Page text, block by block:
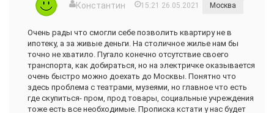
Константин 15:21 26.05.2021 Москва
Очень рады что смогли себе позволить квартиру не в
ипотеку, а за живые деньги. На столичное жилье нам бы
точно не хватило. Пугало конечно отсутствие своего
транспорта, как добираться, но на электричке оказывается
очень быстро можно доехать до Москвы. Понятно что
здесь проблема с театрами, музеями, но главное что есть
где скупиться- пром, прод товары, социальные учреждения
тоже есть все необходимые. Прописка кстати у нас будет